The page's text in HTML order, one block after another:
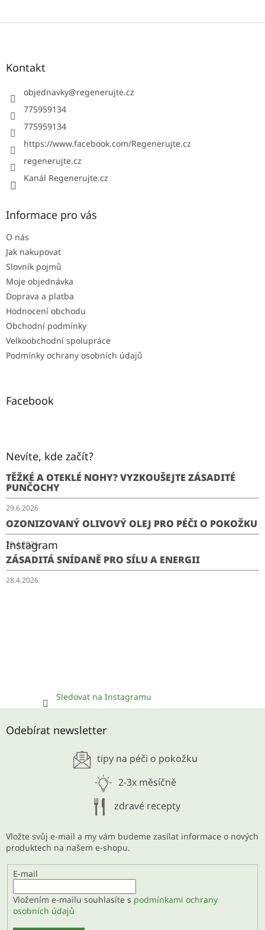
Z
Kontakt
objednavky@regenerujte.cz
775959134
775959134
https://www.facebook.com/Regenerujte.cz
regenerujte.cz
Kanál Regenerujte.cz
Informace pro vás
O nás
Jak nakupovat
Slovník pojmů
Moje objednávka
Doprava a platba
Hodnocení obchodu
Obchodní podmínky
Velkoobchodní spolupráce
Podmínky ochrany osobních údajů
Facebook
Nevíte, kde začít?
TĚŽKÉ A OTEKLÉ NOHY? VYZKOUŠEJTE ZÁSADITÉ
PUNČOCHY
29.6.2026
OZONIZOVANÝ OLIVOVÝ OLEJ PRO PÉČI O POKOŽKU
29.4.2026
ZÁSADITÁ SNÍDANĚ PRO SÍLU A ENERGII
28.4.2026
Instagram
Sledovat na Instagramu
Odebírat newsletter
tipy na péči o pokožku
2-3x měsíčně
zdravé recepty
Vložte svůj e-mail a my vám budeme zasílat informace o nových
produktech na našem e-shopu.
E-mail
Vložením e-mailu souhlasíte s podmínkami ochrany
osobních údajů